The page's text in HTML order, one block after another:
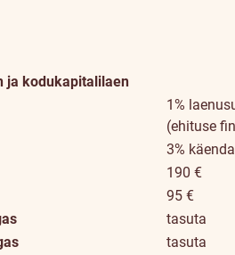
ja kodukapitalilaen
1%
(ehituse
3%
190 €
95 €
tasuta
tasuta